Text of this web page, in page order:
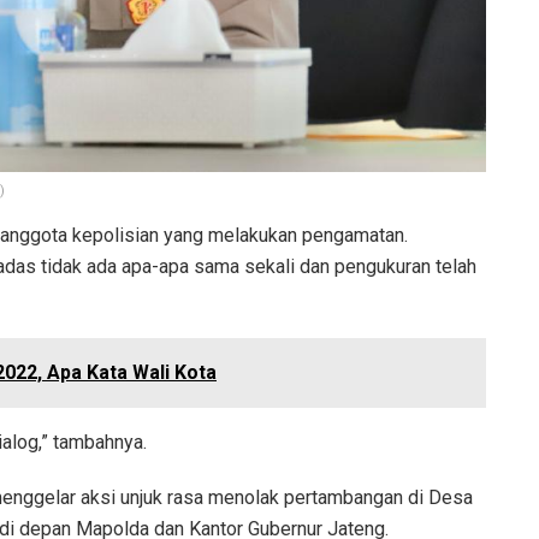
kepolisian yang melakukan pengamatan.
tidak ada apa-apa sama sekali dan pengukuran telah
Apa Kata Wali Kota
tambahnya.
aksi unjuk rasa menolak pertambangan di Desa
depan Mapolda dan Kantor Gubernur Jateng.